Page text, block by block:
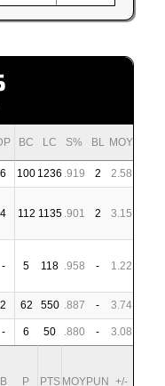
BC LC S% BL MOY
6 100 1236 .919 2 2.58
4 112 1135 .901 2 3.15
- 5 118 .958 - 1.22
2 62 550 .887 - 3.74
- 6 50 .880 - 3.08
B P PTS MOYPUN +/-